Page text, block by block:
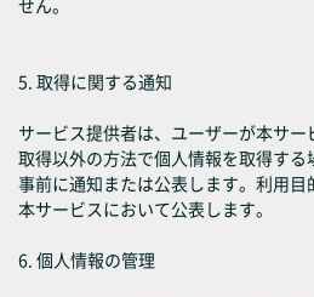
せん。
5. 取得に関する通知
サービス提供者は、ユーザーが本サ
取得以外の方法で個人情報を取得す
事前に通知または公表します。利用目
本サービスにおいて公表します。
6. 個人情報の管理